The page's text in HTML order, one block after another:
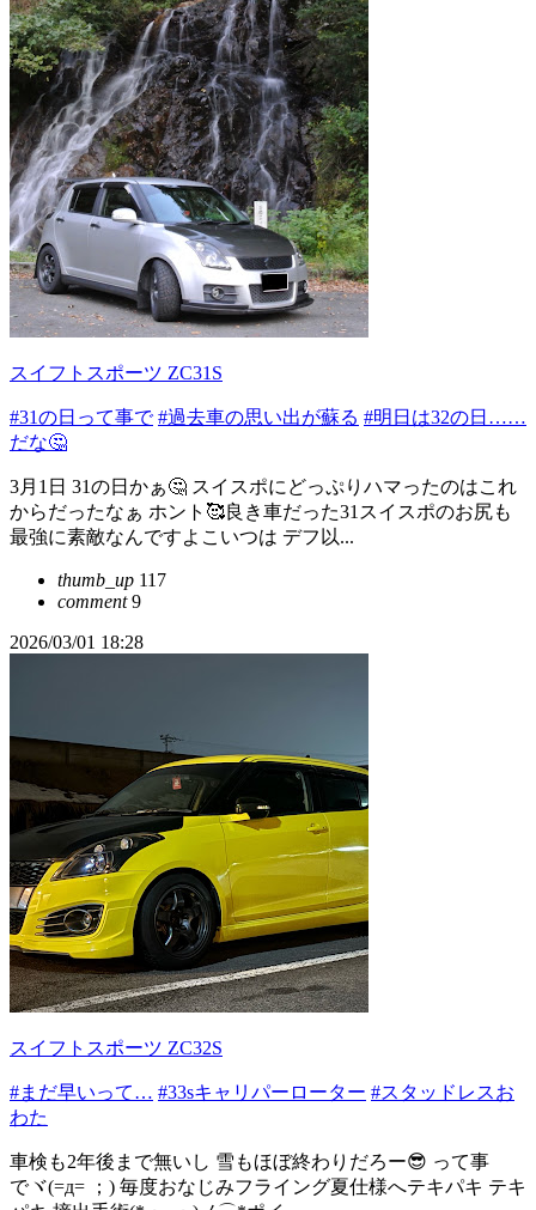
スイフトスポーツ ZC31S
#31の日って事で #過去車の思い出が蘇る #明日は32の日……
だな🤔
3月1日 31の日かぁ🤔 スイスポにどっぷりハマったのはこれ
からだったなぁ ホント🥰良き車だった31スイスポのお尻も
最強に素敵なんですよこいつは デフ以...
thumb_up 117
comment9
2026/03/01 18:28
スイフトスポーツ ZC32S
#まだ早いって… #33sキャリパーローター #スタッドレスお
わた
車検も2年後まで無いし 雪もほぼ終わりだろー😎 って事
でヾ(=д= ；) 毎度おなじみフライング夏仕様へテキパキ テキ